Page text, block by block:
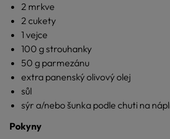
2 mrkve
2 cukety
1 vejce
100 g strouhanky
50 g parmezánu
extra panenský olivový olej
sůl
sýr a/nebo šunka podle chuti na
Pokyny